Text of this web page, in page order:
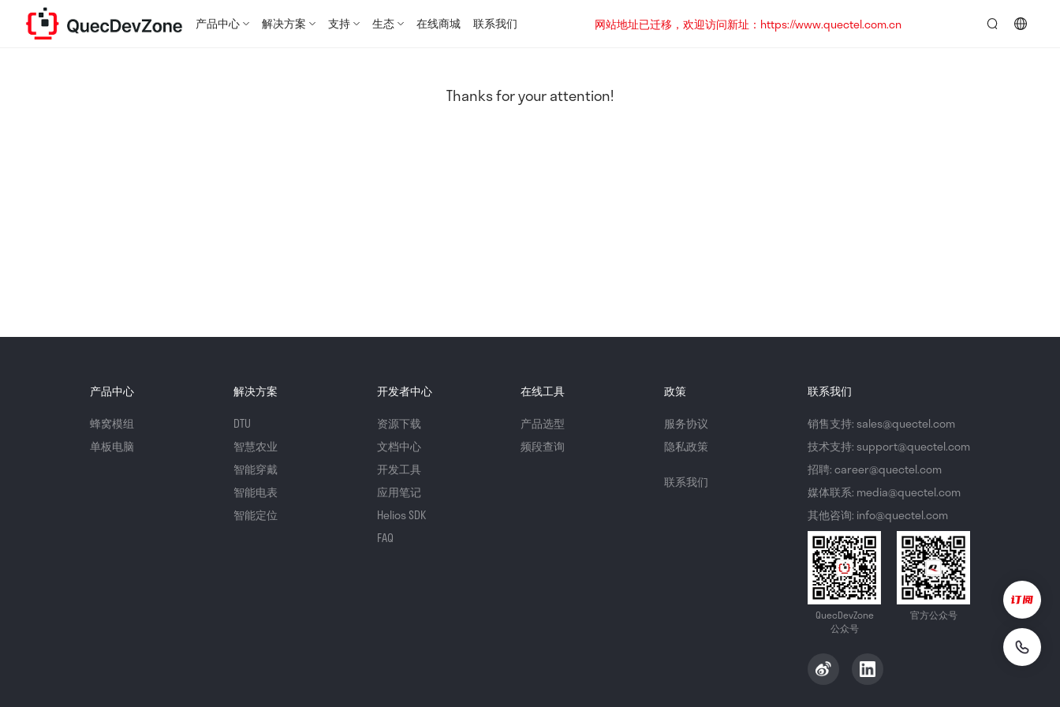
产品中心 解决方案 支持 生态 在线商城 联系我们
网站地址已迁移，欢迎访问新址：https://www.quectel.com.cn
Thanks for your attention!
产品中心
蜂窝模组
单板电脑
解决方案
DTU
智慧农业
智能穿戴
智能电表
智能定位
开发者中心
资源下载
文档中心
开发工具
应用笔记
Helios SDK
FAQ
在线工具
产品选型
频段查询
政策
服务协议
隐私政策
联系我们
联系我们
销售支持: sales@quectel.com
技术支持: support@quectel.com
招聘: career@quectel.com
媒体联系: media@quectel.com
其他咨询: info@quectel.com
QuecDevZone
公众号
官方公众号